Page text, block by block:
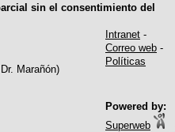
sin el consentimiento del
Marañón)
Intranet -
Correo web -
Políticas
Powered by:
Superweb